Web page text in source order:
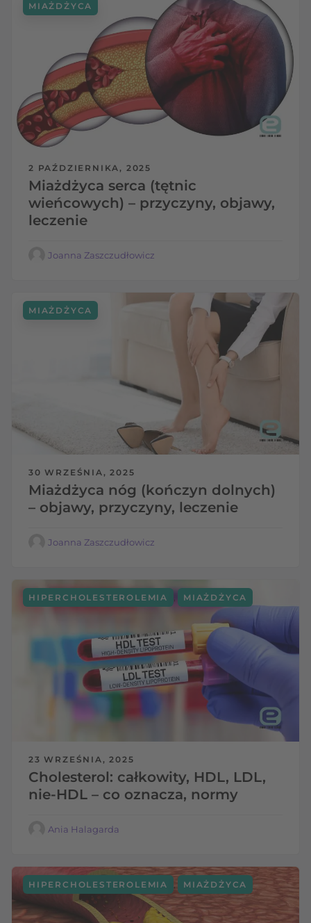
2 PAŹDZIERNIKA, 2025
Miażdżyca serca (tętnic
wieńcowych) – przyczyny, objawy,
leczenie
MIAŻDŻYCA
Joanna Zaszczudłowicz
30 WRZEŚNIA, 2025
Miażdżyca nóg (kończyn dolnych)
– objawy, przyczyny, leczenie
MIAŻDŻYCA
Joanna Zaszczudłowicz
23 WRZEŚNIA, 2025
Cholesterol: całkowity, HDL, LDL,
nie-HDL – co oznacza, normy
HIPERCHOLESTEROLEMIA , MIAŻDŻYCA
Ania Halagarda
HIPERCHOLESTEROLEMIA MIAŻDŻYCA